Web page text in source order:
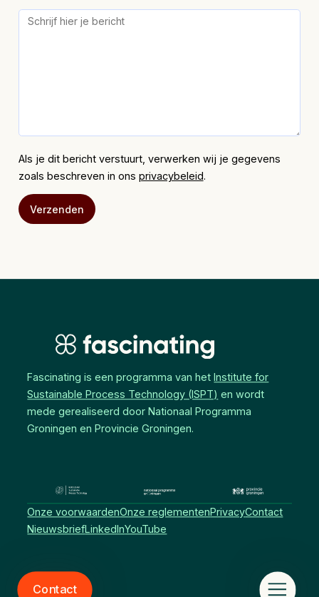
Contact
Als je dit bericht verstuurt, verwerken wij je gegevens
zoals beschreven in ons privacybeleid.
Fascinating is een programma van hetInstitute for
Sustainable Process Technology (ISPT) en wordt
mede gerealiseerd door Nationaal Programma
Groningen en Provincie Groningen.
Onze voorwaardenOnze reglementenPrivacyContact
NieuwsbriefLinkedInYouTube